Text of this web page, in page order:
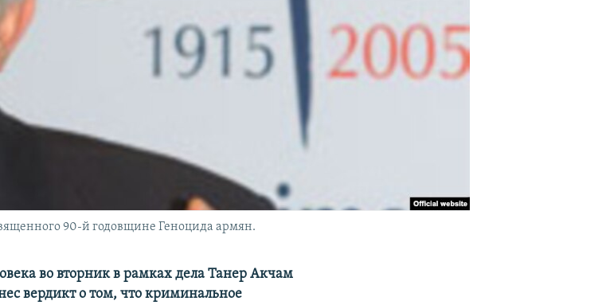
90-й годовщине Геноцида армян.
во вторник в рамках дела Танер Акчам
вердикт о том, что криминальное